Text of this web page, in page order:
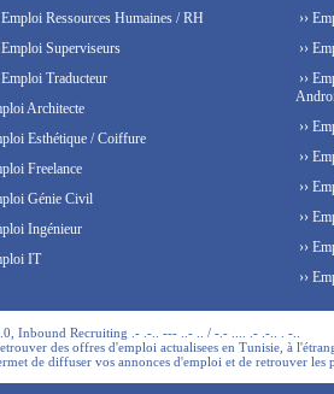
Emploi Ressources Humaines / RH
Emploi Superviseurs
Emploi Traducteur
Architecte
Esthétique / Coiffure
Freelance
Génie Civil
Ingénieur
IT
››
››
››
››
››
››
››
››
››
Inbound Recruiting .- .-.. --- ..- .. / -.- .... .- .-.. . -..
des offres d'emploi actualisees en Tunisie, à
de diffuser vos annonces d'emploi et de retrouver les